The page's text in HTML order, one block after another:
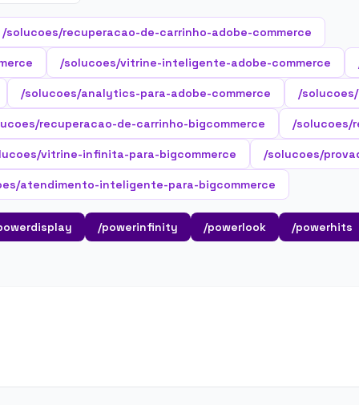
/solucoes/recuperacao-de-carrinho-adobe-commerce
/solucoes/vitrine-inteligente-adobe-commerce
/solucoes/analytics-para-adobe-commerce /
recuperacao-de-carrinho-bigcommerce /solucoes/
vitrine-infinita-para-bigcommerce /solucoes/
atendimento-inteligente-para-bigcommerce
/powerinfinity /powerlook /powerhits